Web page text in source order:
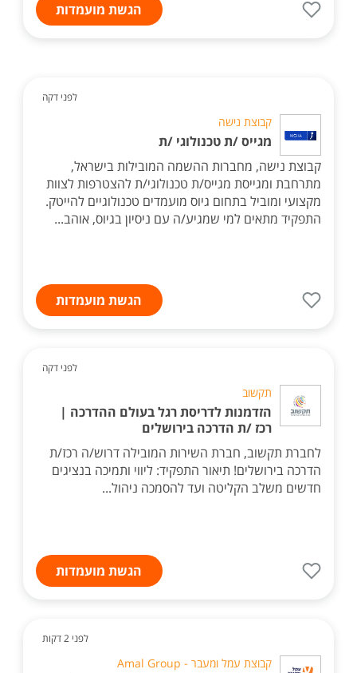
הגשת מועמדות
לפני דקה
קבוצת נישה
מגייס /ת טכנולוגי /ת
קבוצת נישה, מחברות ההשמה המובילות בישראל,
מתרחבת ומגייסת מגייס/ת טכנולוגי/ת להצטרפות לצוות
מקצועי ומוביל בתחום גיוס מועמדים טכנולוגיים להייטק.
התפקיד מתאים למי שמגיע/ה עם ניסיון בגיוס, אוהב...
הגשת מועמדות
לפני דקה
תקשוב
הזדמנות לדריסת רגל בעולם ההדרכה |
רכז /ת הדרכה בירושלים
לחברת תקשוב, חברת השירות המובילה דרוש/ה רכז/ת
הדרכה בירושלים! תיאור התפקיד: ליווי ותמיכה בנציגים
חדשים משלב הקליטה ועד להסמכה ניהול...
הגשת מועמדות
לפני 2 דקות
קבוצת עמל ומעבר - Amal Group